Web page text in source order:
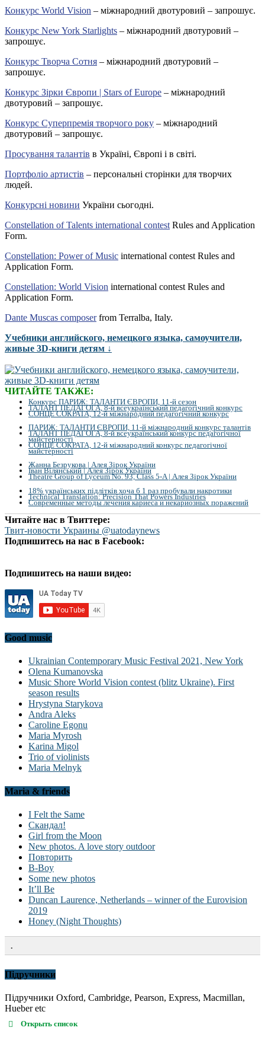
Конкурс World Vision – міжнародний двотуровий – запрошує.
Конкурс New York Starlights – міжнародний двотуровий –
запрошує.
Конкурс Творча Сотня – міжнародний двотуровий –
запрошує.
Конкурс Зірки Європи | Stars of Europe – міжнародний
двотуровий – запрошує.
Конкурс Суперпремія творчого року – міжнародний
двотуровий – запрошує.
Просування талантів в Україні, Європі і в світі.
Портфоліо артистів – персональні сторінки для творчих
людей.
Конкурсні новини України сьогодні.
Constellation of Talents international contest Rules and Application
Form.
Constellation: Power of Music international contest Rules and
Application Form.
Constellation: World Vision international contest Rules and
Application Form.
Dante Muscas composerfrom Terralba, Italy.
Учебники английского, немецкого языка, самоучители,
живые 3D-книги детям ↓
ЧИТАЙТЕ ТАКЖЕ:
Конкурс ПАРИЖ: ТАЛАНТИ ЄВРОПИ, 11-й сезон
ТАЛАНТ ПЕДАГОГА, 8-й всеукраїнський педагогічний конкурс
СОНЦЕ СОКРАТА, 12-й міжнародний педагогічний конкурс
ПАРИЖ: ТАЛАНТИ ЄВРОПИ, 11-й міжнародний конкурс талантів
ТАЛАНТ ПЕДАГОГА, 8-й всеукраїнський конкурс педагогічної
майстерності
СОНЦЕ СОКРАТА, 12-й міжнародний конкурс педагогічної
майстерності
Жанна Безрукова | Алея Зірок України
Іван Вілянський | Алея Зірок України
Theatre Group of Lyceum No. 93, Class 5-A | Алея Зірок України
18% українських підлітків хоча б 1 раз пробували накротики
Technical Translation: Precision That Powers Industries
Современные методы лечения кариеса и некариозных поражений
Читайте нас в Твиттере:
Твит-новости Украины @uatodaynews
Подпишитесь на нас в Facebook:
Подпишитесь на наши видео:
Good music
Ukrainian Contemporary Music Festival 2021, New York
Olena Kumanovska
Music Shore World Vision contest (blitz Ukraine). First
season results
Hrystyna Starykova
Andra Aleks
Caroline Egonu
Maria Myrosh
Karina Migol
Trio of violinists
Maria Melnyk
Maria & friends
I Felt the Same
Скандал!
Girl from the Moon
New photos. A love story outdoor
Повторить
B-Boy
Some new photos
It’ll Be
Duncan Laurence, Netherlands – winner of the Eurovision
2019
Honey (Night Thoughts)
.
Підручники
Підручники Oxford, Cambridge, Pearson, Express, Macmillan,
Hueber etc
Открыть список